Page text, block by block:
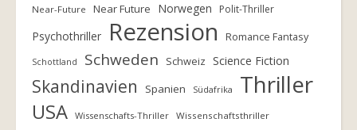
Near-Future Near Future Norwegen Polit-Thriller
Psychothriller Rezension Romance Fantasy
Schottland Schweden Schweiz Science Fiction
Skandinavien Spanien Südafrika Thriller
USA Wissenschafts-Thriller Wissenschaftsthriller